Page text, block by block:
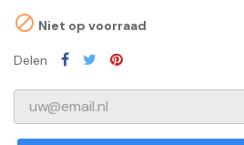
 Niet op voorraad
Delen